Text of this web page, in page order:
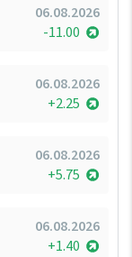
06.08.2026
-11.00
06.08.2026
+2.25
06.08.2026
+5.75
06.08.2026
+1.40